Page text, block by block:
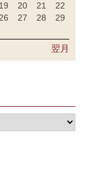
19 20 21
22
26 27 28
29
翌月